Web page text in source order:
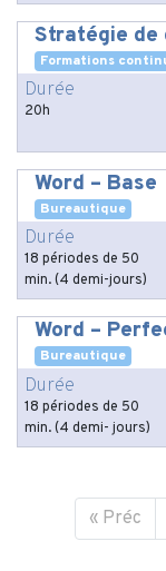
Stratégie de
Formations
Durée
20h
Word – Base
Bureautique
Durée
18 périodes de 50
min. (4 demi-jours)
Word –
Bureautique
Durée
18 périodes de 50
min. (4 demi- jours)
« Préc